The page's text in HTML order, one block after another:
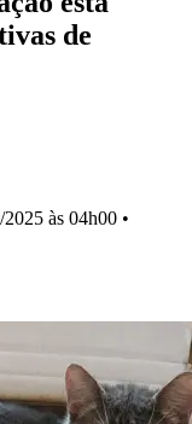
de
2025 às 04h00 •